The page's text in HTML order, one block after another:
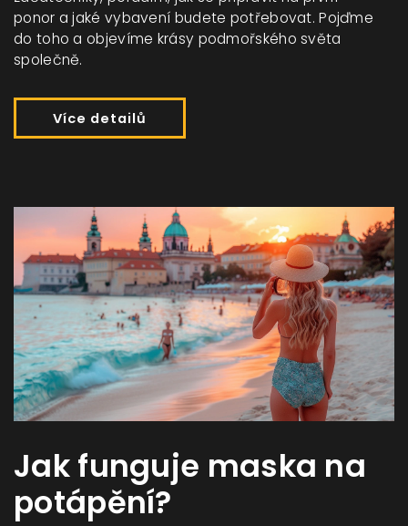
ponor a jaké vybavení budete potřebovat. Pojďme
do toho a objevíme krásy podmořského světa
společně.
Více detailů
Jak funguje maska na
potápění?